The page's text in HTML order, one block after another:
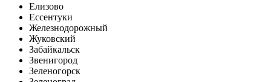
Елизово
Ессентуки
Железнодорожный
Жуковский
Забайкальск
Звенигород
Зеленогорск